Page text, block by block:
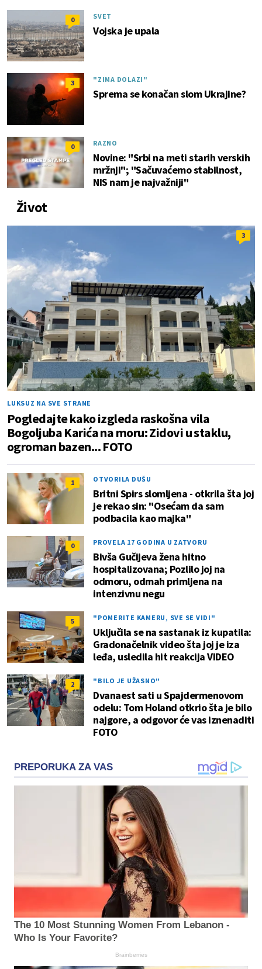
0 SVET
Vojska je upala
3 "ZIMA DOLAZI"
Sprema se konačan slom Ukrajine?
0 RAZNO
Novine: "Srbi na meti starih verskih
mržnji"; "Sačuvaćemo stabilnost,
NIS nam je najvažniji"
Život
3
LUKSUZ NA SVE STRANE
Pogledajte kako izgleda raskošna vila
Bogoljuba Karića na moru: Zidovi u staklu,
ogroman bazen... FOTO
1 OTVORILA DUŠU
Britni Spirs slomljena - otkrila šta joj
je rekao sin: "Osećam da sam
podbacila kao majka"
0 PROVELA 17 GODINA U ZATVORU
Bivša Gučijeva žena hitno
hospitalizovana; Pozlilo joj na
odmoru, odmah primljena na
intenzivnu negu
5 "POMERITE KAMERU, SVE SE VIDI"
Uključila se na sastanak iz kupatila:
Gradonačelnik video šta joj je iza
leđa, usledila hit reakcija VIDEO
2 "BILO JE UŽASNO"
Dvanaest sati u Spajdermenovom
odelu: Tom Holand otkrio šta je bilo
najgore, a odgovor će vas iznenaditi
FOTO
PREPORUKA ZA VAS
The 10 Most Stunning Women From Lebanon -
Who Is Your Favorite?
Brainberries